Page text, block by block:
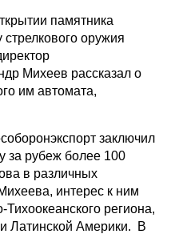
памятника
оружия
Михеев рассказал о
им автомата,
заключил
за рубеж более 100
в различных
интерес к ним
региона,
Латинской Америки. В